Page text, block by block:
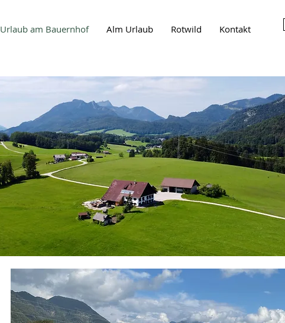
Urlaub am Bauernhof Alm Urlaub Rotwild Kontakt